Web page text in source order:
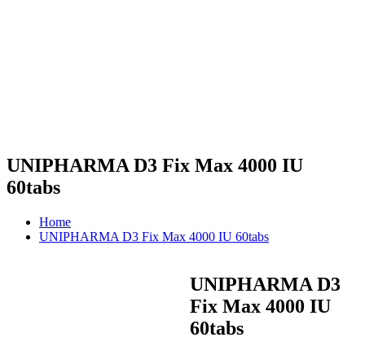
UNIPHARMA D3 Fix Max 4000 IU
60tabs
Home
UNIPHARMA D3 Fix Max 4000 IU 60tabs
UNIPHARMA D3
Fix Max 4000 IU
60tabs